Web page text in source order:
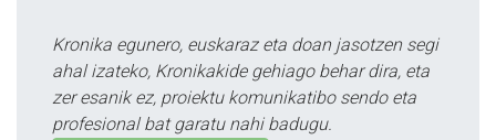
Kronika egunero, euskaraz eta doan jasotzen segi
ahal izateko, Kronikakide gehiago behar dira, eta
zer esanik ez, proiektu komunikatibo sendo eta
profesional bat garatu nahi badugu.